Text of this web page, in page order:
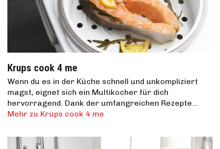
Krups cook 4 me
Wenn du es in der Küche schnell und unkompliziert
magst, eignet sich ein Multikocher für dich
hervorragend. Dank der umfangreichen Rezepte…
Mehr zu Krups cook 4 me